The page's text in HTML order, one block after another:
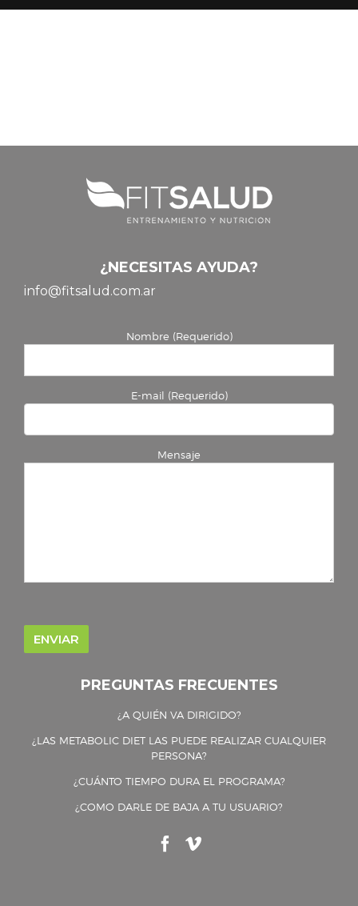
¿NECESITAS AYUDA?
info@fitsalud.com.ar
Nombre (Requerido)
E-mail (Requerido)
Mensaje
PREGUNTAS FRECUENTES
¿A QUIÉN VA DIRIGIDO?
¿LAS METABOLIC DIET LAS PUEDE REALIZAR CUALQUIER
PERSONA?
¿CUÁNTO TIEMPO DURA EL PROGRAMA?
¿COMO DARLE DE BAJA A TU USUARIO?